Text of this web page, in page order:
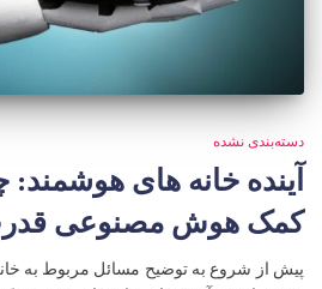
دسته‌بندی نشده
آینده خانه های هوشمند:
کمک هوش مصنوعی قدرت
پیش از شروع به توضیح مسائل مربوط به